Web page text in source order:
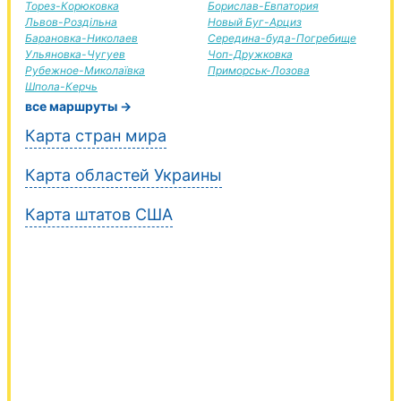
Торез-Корюковка
Львов-Роздільна
Барановка-Николаев
Ульяновка-Чугуев
Рубежное-Миколаївка
Шпола-Керчь
Борислав-Евпатория
Новый Буг-Арциз
Середина-буда-Погребище
Чоп-Дружковка
Приморськ-Лозова
все маршруты →
Карта стран мира
Карта областей Украины
Карта штатов США